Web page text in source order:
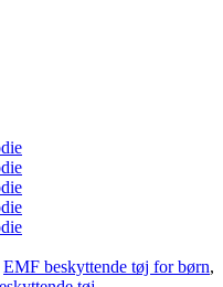
EMF beskyttende tøj for børn,